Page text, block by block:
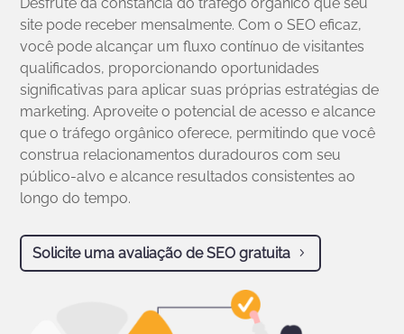
site pode receber mensalmente. Com o SEO eficaz,
você pode alcançar um fluxo contínuo de visitantes
qualificados, proporcionando oportunidades
significativas para aplicar suas próprias estratégias de
marketing. Aproveite o potencial de acesso e alcance
que o tráfego orgânico oferece, permitindo que você
construa relacionamentos duradouros com seu
público-alvo e alcance resultados consistentes ao
longo do tempo.
Solicite uma avaliação de SEO gratuita